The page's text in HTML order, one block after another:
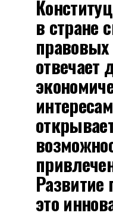
в стране
отвечает
Развитие
это